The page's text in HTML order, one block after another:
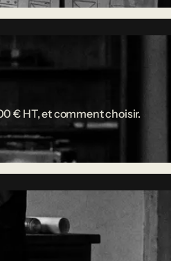
€ HT, et comment choisir.